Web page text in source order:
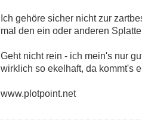
Ich gehöre sicher nicht zur
mal den ein oder anderen
Geht nicht rein - ich mein's nur
wirklich so ekelhaft, da kommt's
www.plotpoint.net